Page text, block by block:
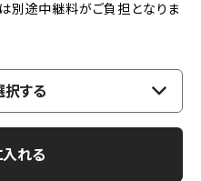
別途中継料がご負担となりま
する
入れる